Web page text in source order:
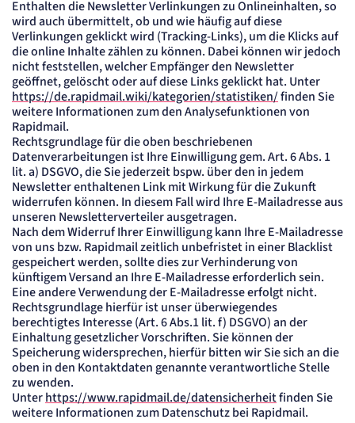
Enthalten die Newsletter Verlinkungen zu Onlineinhalten, so
wird auch übermittelt, ob und wie häufig auf diese
Verlinkungen geklickt wird (Tracking-Links), um die Klicks auf
die online Inhalte zählen zu können. Dabei können wir jedoch
nicht feststellen, welcher Empfänger den Newsletter
geöffnet, gelöscht oder auf diese Links geklickt hat. Unter
https://de.rapidmail.wiki/kategorien/statistiken/finden Sie
weitere Informationen zum den Analysefunktionen von
Rapidmail.
Rechtsgrundlage für die oben beschriebenen
Datenverarbeitungen ist Ihre Einwilligung gem. Art. 6 Abs. 1
lit. a) DSGVO, die Sie jederzeit bspw. über den in jedem
Newsletter enthaltenen Link mit Wirkung für die Zukunft
widerrufen können. In diesem Fall wird Ihre E-Mailadresse aus
unseren Newsletterverteiler ausgetragen.
Nach dem Widerruf Ihrer Einwilligung kann Ihre E-Mailadresse
von uns bzw. Rapidmail zeitlich unbefristet in einer Blacklist
gespeichert werden, sollte dies zur Verhinderung von
künftigem Versand an Ihre E-Mailadresse erforderlich sein.
Eine andere Verwendung der E-Mailadresse erfolgt nicht.
Rechtsgrundlage hierfür ist unser überwiegendes
berechtigtes Interesse (Art. 6 Abs.1 lit. f) DSGVO) an der
Einhaltung gesetzlicher Vorschriften. Sie können der
Speicherung widersprechen, hierfür bitten wir Sie sich an die
oben in den Kontaktdaten genannte verantwortliche Stelle
zu wenden.
Unterhttps://www.rapidmail.de/datensicherheitfinden Sie
weitere Informationen zum Datenschutz bei Rapidmail.